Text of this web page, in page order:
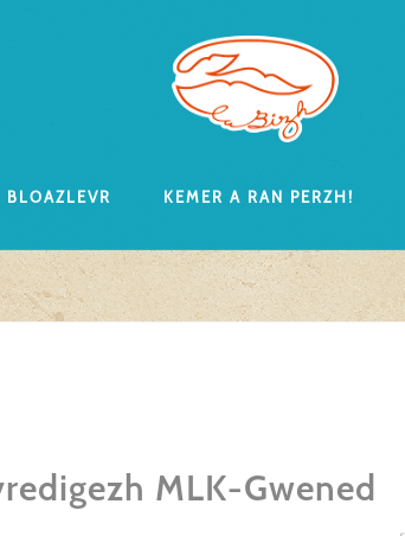
Bloazlevr Kemer a ran perzh!
MLK-Gwened